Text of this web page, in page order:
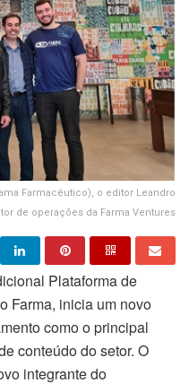
Farmacêutico), o editor Leandro
de operações da Farma Ventures
Plataforma de
Farma, inicia um novo
como o principal
conteúdo do setor. O
integrante do